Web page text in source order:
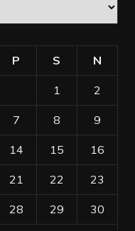
P S N
1 2
7 8 9
14 15 16
21 22 23
28 29 30